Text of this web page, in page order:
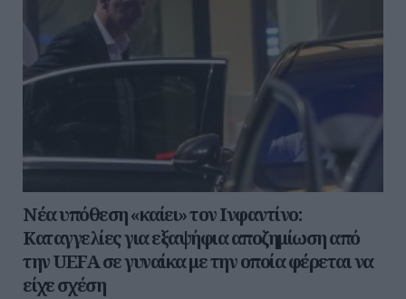
Νέα υπόθεση «καίει» τον Ινφαντίνο:
Καταγγελίες για εξαψήφια αποζημίωση από
την UEFA σε γυναίκα με την οποία φέρεται να
είχε σχέση